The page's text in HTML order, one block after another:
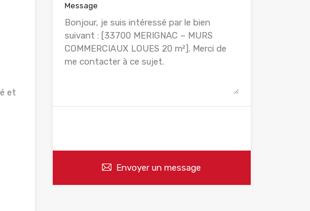
et
Message
Envoyer un message